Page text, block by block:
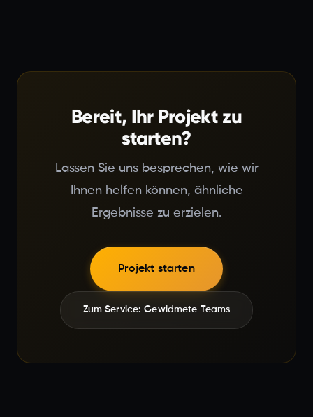
Bereit, Ihr Projekt zu
starten?
Lassen Sie uns besprechen, wie wir
Ihnen helfen können, ähnliche
Ergebnisse zu erzielen.
Projekt starten
Zum Service: Gewidmete Teams